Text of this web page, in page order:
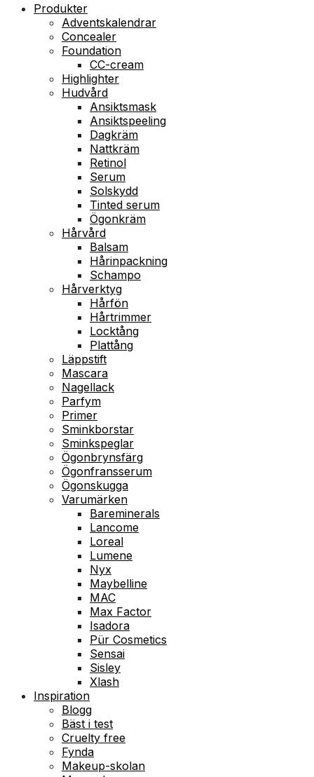
Produkter
Adventskalendrar
Concealer
Foundation
CC-cream
Highlighter
Hudvård
Ansiktsmask
Ansiktspeeling
Dagkräm
Nattkräm
Retinol
Serum
Solskydd
Tinted serum
Ögonkräm
Hårvård
Balsam
Hårinpackning
Schampo
Hårverktyg
Hårfön
Hårtrimmer
Locktång
Plattång
Läppstift
Mascara
Nagellack
Parfym
Primer
Sminkborstar
Sminkspeglar
Ögonbrynsfärg
Ögonfransserum
Ögonskugga
Varumärken
Bareminerals
Lancome
Loreal
Lumene
Nyx
Maybelline
MAC
Max Factor
Isadora
Pür Cosmetics
Sensai
Sisley
Xlash
Inspiration
Blogg
Bäst i test
Cruelty free
Fynda
Makeup-skolan